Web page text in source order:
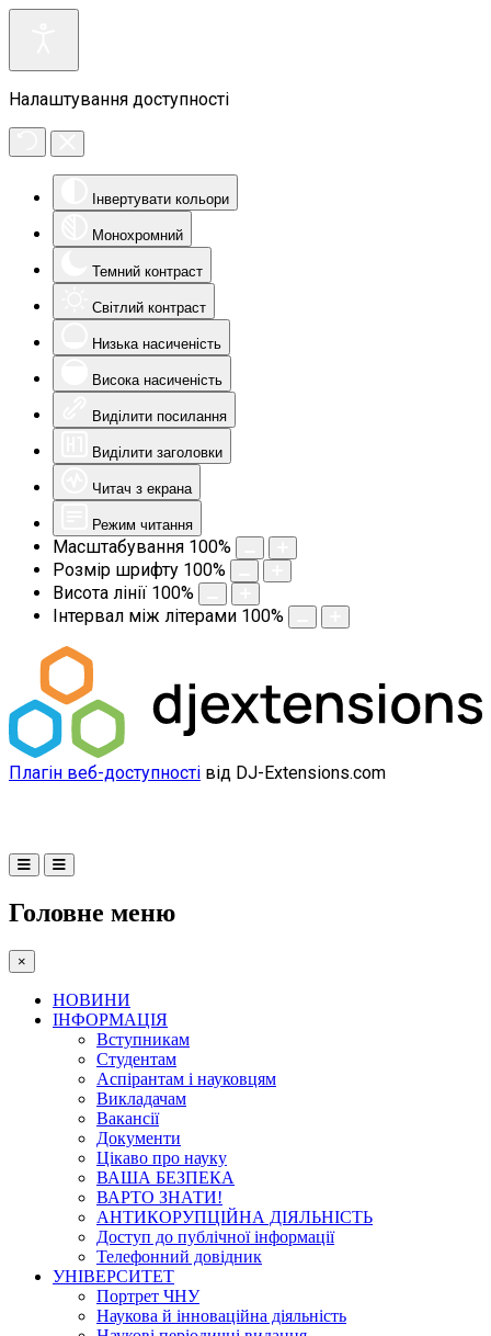
Налаштування доступності
Інвертувати кольори
Монохромний
Темний контраст
Світлий контраст
Низька насиченість
Висока насиченість
Виділити посилання
Виділити заголовки
Читач з екрана
Режим читання
Масштабування 100%
Розмір шрифту 100%
Висота лінії 100%
Інтервал між літерами 100%
Плагін веб-доступності від DJ-Extensions.com
Головне меню
×
НОВИНИ
ІНФОРМАЦІЯ
Вступникам
Студентам
Аспірантам і науковцям
Викладачам
Вакансії
Документи
Цікаво про науку
ВАША БЕЗПЕКА
ВАРТО ЗНАТИ!
АНТИКОРУПЦІЙНА ДІЯЛЬНІСТЬ
Доступ до публічної інформації
Телефонний довідник
УНІВЕРСИТЕТ
Портрет ЧНУ
Наукова й інноваційна діяльність